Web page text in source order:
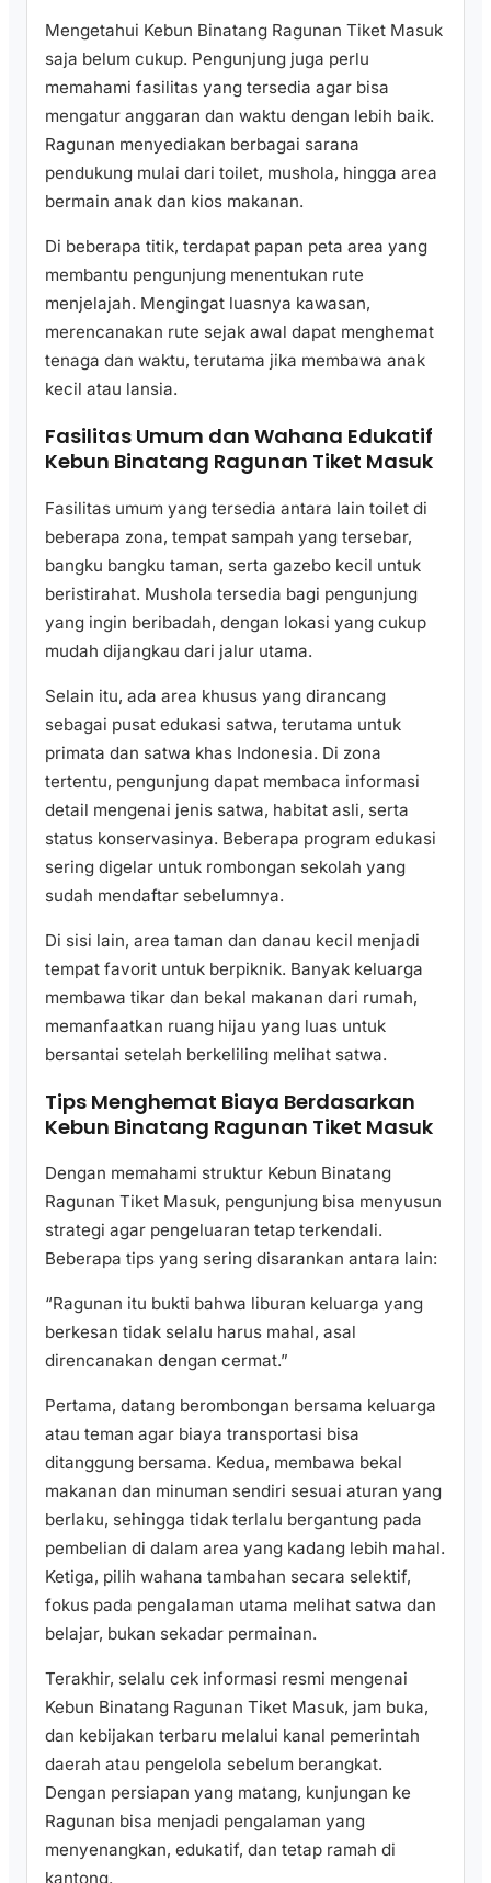
Mengetahui Kebun Binatang Ragunan Tiket Masuk
saja belum cukup. Pengunjung juga perlu
memahami fasilitas yang tersedia agar bisa
mengatur anggaran dan waktu dengan lebih baik.
Ragunan menyediakan berbagai sarana
pendukung mulai dari toilet, mushola, hingga area
bermain anak dan kios makanan.
Di beberapa titik, terdapat papan peta area yang
membantu pengunjung menentukan rute
menjelajah. Mengingat luasnya kawasan,
merencanakan rute sejak awal dapat menghemat
tenaga dan waktu, terutama jika membawa anak
kecil atau lansia.
Fasilitas Umum dan Wahana Edukatif
Kebun Binatang Ragunan Tiket Masuk
Fasilitas umum yang tersedia antara lain toilet di
beberapa zona, tempat sampah yang tersebar,
bangku bangku taman, serta gazebo kecil untuk
beristirahat. Mushola tersedia bagi pengunjung
yang ingin beribadah, dengan lokasi yang cukup
mudah dijangkau dari jalur utama.
Selain itu, ada area khusus yang dirancang
sebagai pusat edukasi satwa, terutama untuk
primata dan satwa khas Indonesia. Di zona
tertentu, pengunjung dapat membaca informasi
detail mengenai jenis satwa, habitat asli, serta
status konservasinya. Beberapa program edukasi
sering digelar untuk rombongan sekolah yang
sudah mendaftar sebelumnya.
Di sisi lain, area taman dan danau kecil menjadi
tempat favorit untuk berpiknik. Banyak keluarga
membawa tikar dan bekal makanan dari rumah,
memanfaatkan ruang hijau yang luas untuk
bersantai setelah berkeliling melihat satwa.
Tips Menghemat Biaya Berdasarkan
Kebun Binatang Ragunan Tiket Masuk
Dengan memahami struktur Kebun Binatang
Ragunan Tiket Masuk, pengunjung bisa menyusun
strategi agar pengeluaran tetap terkendali.
Beberapa tips yang sering disarankan antara lain:
“Ragunan itu bukti bahwa liburan keluarga yang
berkesan tidak selalu harus mahal, asal
direncanakan dengan cermat.”
Pertama, datang berombongan bersama keluarga
atau teman agar biaya transportasi bisa
ditanggung bersama. Kedua, membawa bekal
makanan dan minuman sendiri sesuai aturan yang
berlaku, sehingga tidak terlalu bergantung pada
pembelian di dalam area yang kadang lebih mahal.
Ketiga, pilih wahana tambahan secara selektif,
fokus pada pengalaman utama melihat satwa dan
belajar, bukan sekadar permainan.
Terakhir, selalu cek informasi resmi mengenai
Kebun Binatang Ragunan Tiket Masuk, jam buka,
dan kebijakan terbaru melalui kanal pemerintah
daerah atau pengelola sebelum berangkat.
Dengan persiapan yang matang, kunjungan ke
Ragunan bisa menjadi pengalaman yang
menyenangkan, edukatif, dan tetap ramah di
kantong.